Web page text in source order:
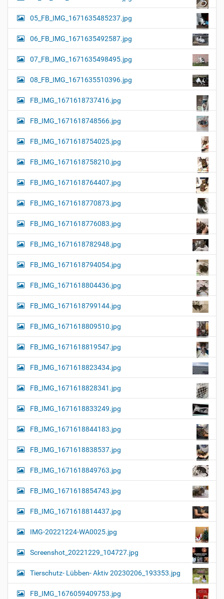
05_FB_IMG_1671635485237.jpg
06_FB_IMG_1671635492587.jpg
07_FB_IMG_1671635498495.jpg
08_FB_IMG_1671635510396.jpg
FB_IMG_1671618737416.jpg
FB_IMG_1671618748566.jpg
FB_IMG_1671618754025.jpg
FB_IMG_1671618758210.jpg
FB_IMG_1671618764407.jpg
FB_IMG_1671618770873.jpg
FB_IMG_1671618776083.jpg
FB_IMG_1671618782948.jpg
FB_IMG_1671618794054.jpg
FB_IMG_1671618804436.jpg
FB_IMG_1671618799144.jpg
FB_IMG_1671618809510.jpg
FB_IMG_1671618819547.jpg
FB_IMG_1671618823434.jpg
FB_IMG_1671618828341.jpg
FB_IMG_1671618833249.jpg
FB_IMG_1671618844183.jpg
FB_IMG_1671618838537.jpg
FB_IMG_1671618849763.jpg
FB_IMG_1671618854743.jpg
FB_IMG_1671618814437.jpg
IMG-20221224-WA0025.jpg
Screenshot_20221229_104727.jpg
Tierschutz- Lübben- Aktiv 20230206_193353.jpg
FB_IMG_1676059409753.jpg